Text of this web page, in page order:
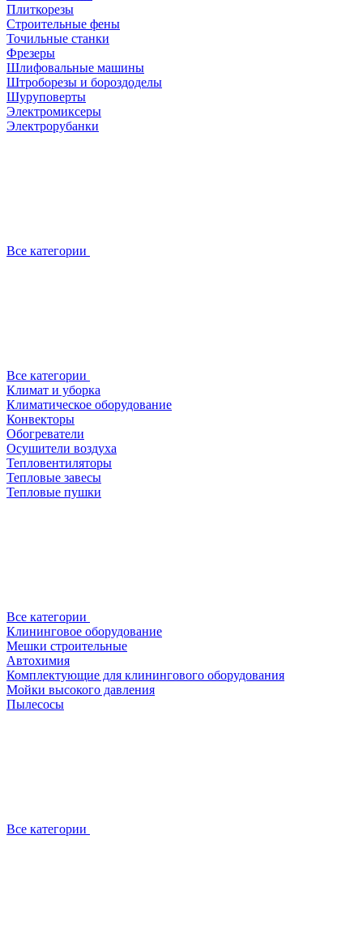
Плиткорезы
Строительные фены
Точильные станки
Фрезеры
Шлифовальные машины
Штроборезы и бороздоделы
Шуруповерты
Электромиксеры
Электрорубанки
Все категории
Все категории
Климат и уборка
Климатическое оборудование
Конвекторы
Обогреватели
Осушители воздуха
Тепловентиляторы
Тепловые завесы
Тепловые пушки
Все категории
Клининговое оборудование
Мешки строительные
Автохимия
Комплектующие для клинингового оборудования
Мойки высокого давления
Пылесосы
Все категории